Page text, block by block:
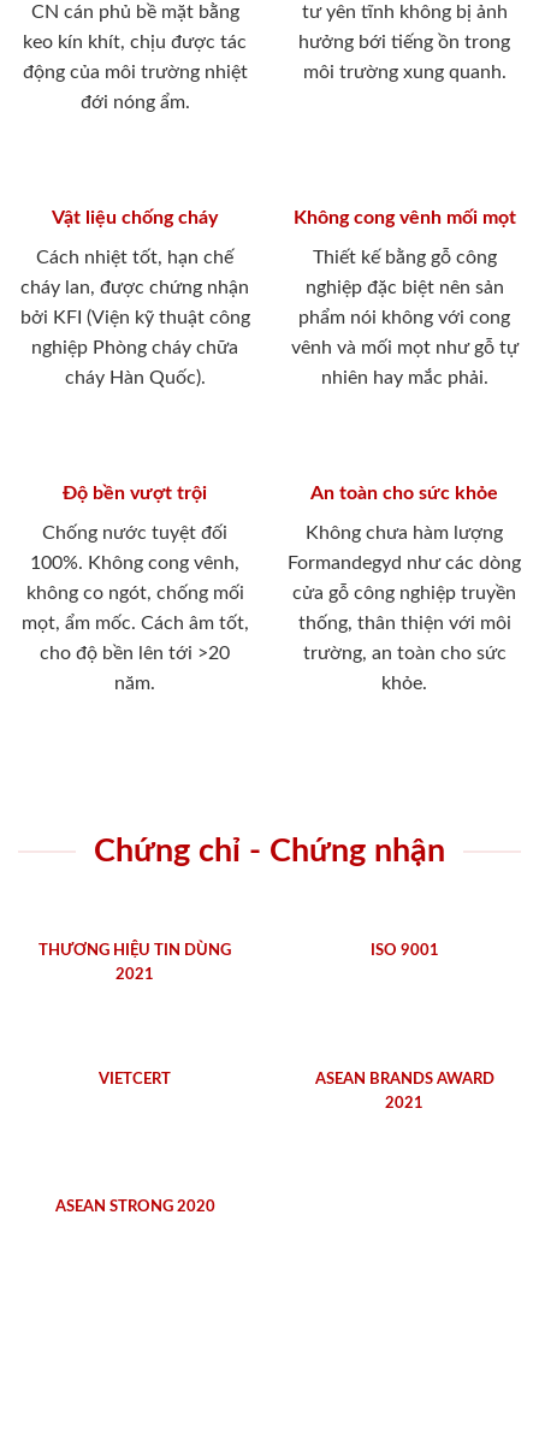
CN cán phủ bề mặt bằng
keo kín khít, chịu được tác
động của môi trường nhiệt
đới nóng ẩm.
tư yên tĩnh không bị ảnh
hưởng bới tiếng ồn trong
môi trường xung quanh.
Vật liệu chống cháy
Cách nhiệt tốt, hạn chế
cháy lan, được chứng nhận
bởi KFI (Viện kỹ thuật công
nghiệp Phòng cháy chữa
cháy Hàn Quốc).
Không cong vênh mối mọt
Thiết kế bằng gỗ công
nghiệp đặc biệt nên sản
phẩm nói không với cong
vênh và mối mọt như gỗ tự
nhiên hay mắc phải.
Độ bền vượt trội
Chống nước tuyệt đối
100%. Không cong vênh,
không co ngót, chống mối
mọt, ẩm mốc. Cách âm tốt,
cho độ bền lên tới >20
năm.
An toàn cho sức khỏe
Không chưa hàm lượng
Formandegyd như các dòng
cửa gỗ công nghiệp truyền
thống, thân thiện với môi
trường, an toàn cho sức
khỏe.
Chứng chỉ - Chứng nhận
THƯƠNG HIỆU TIN DÙNG
2021
ISO 9001
VIETCERT
ASEAN BRANDS AWARD
2021
ASEAN STRONG 2020